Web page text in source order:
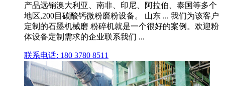
产品远销澳大利亚、南非、印尼、阿拉伯、泰国等多个
地区,200目碳酸钙微粉磨粉设备。 山东 ... 我们为该客户
定制的石墨机械磨 粉碎机就是一个很好的案例。欢迎粉
体设备定制需求的企业联系我们 ...
联系电话: 180 3780 8511